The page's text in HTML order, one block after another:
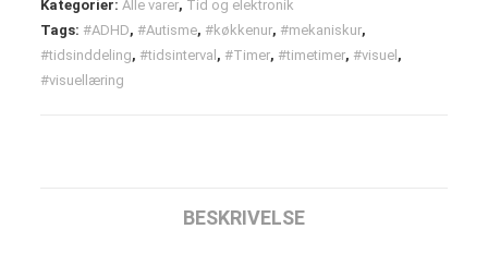
Kategorier: Alle varer, Tid og elektronik
Tags: #ADHD, #Autisme, #køkkenur, #mekaniskur,
#tidsinddeling, #tidsinterval, #Timer, #timetimer, #visuel,
#visuellæring
BESKRIVELSE